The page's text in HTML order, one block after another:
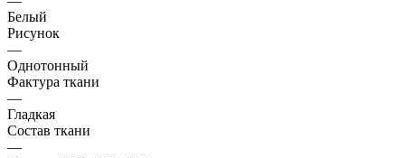
Белый
Рисунок
—
Однотонный
Фактура ткани
—
Гладкая
Состав ткани
—